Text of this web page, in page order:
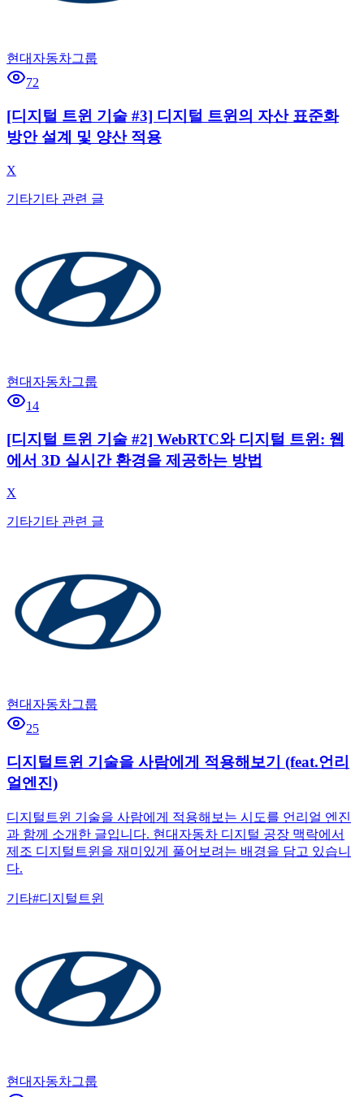
현대자동차그룹
72
[디지털 트윈 기술 #3] 디지털 트윈의 자산 표준화
방안 설계 및 양산 적용
X
기타기타 관련 글
현대자동차그룹
14
[디지털 트윈 기술 #2] WebRTC와 디지털 트윈: 웹
에서 3D 실시간 환경을 제공하는 방법
X
기타기타 관련 글
현대자동차그룹
25
디지털트윈 기술을 사람에게 적용해보기 (feat.언리
얼엔진)
디지털트윈 기술을 사람에게 적용해보는 시도를 언리얼 엔진
과 함께 소개한 글입니다. 현대자동차 디지털 공장 맥락에서
제조 디지털트윈을 재미있게 풀어보려는 배경을 담고 있습니
다.
기타#디지털트윈
현대자동차그룹